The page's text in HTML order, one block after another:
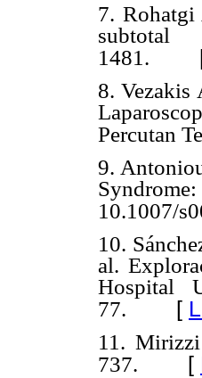
7.
subtotal
1481.
8.
Percutan
9.
10.1007/
10.
al.
Hospital
77. [
11.
737. [